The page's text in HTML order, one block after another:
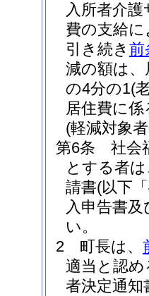
入所者介
費の支給
引き続き 前
減の額は
の4分の1(
居住費に
(軽減対象
第6条
社会
とする者
請書(以下
入申告書
い。
2
町長は、
適当と認め
者決定通